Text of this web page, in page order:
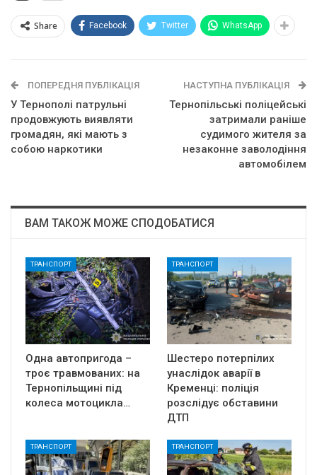
Share Facebook Twitter WhatsApp
ПОПЕРЕДНЯ ПУБЛІКАЦІЯ
У Тернополі патрульні
продовжують виявляти
громадян, які мають з
собою наркотики
НАСТУПНА ПУБЛІКАЦІЯ
Тернопільські поліцейські
затримали раніше
судимого жителя за
незаконне заволодіння
автомобілем
ВАМ ТАКОЖ МОЖЕ СПОДОБАТИСЯ
ТРАНСПОРТ
Одна автопригода –
троє травмованих: на
Тернопільщині під
колеса мотоцикла…
ТРАНСПОРТ
Шестеро потерпілих
унаслідок аварії в
Кременці: поліція
розслідує обставини
ДТП
ТРАНСПОРТ ТРАНСПОРТ